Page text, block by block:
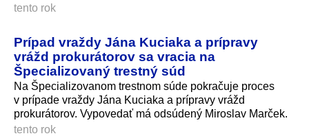
tento rok
Prípad vraždy Jána Kuciaka a prípravy
vrážd prokurátorov sa vracia na
Špecializovaný trestný súd
Na Špecializovanom trestnom súde pokračuje proces
v prípade vraždy Jána Kuciaka a prípravy vrážd
prokurátorov. Vypovedať má odsúdený Miroslav Marček.
tento rok